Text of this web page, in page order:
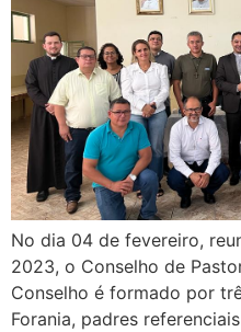
No dia 04 de fevereiro,
2023, o Conselho de
Conselho é formado por
Forania, padres